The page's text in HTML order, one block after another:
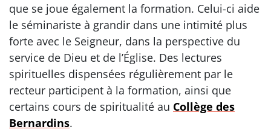
que se joue également la formation. Celui-ci aide
le séminariste à grandir dans une intimité plus
forte avec le Seigneur, dans la perspective du
service de Dieu et de l’Église. Des lectures
spirituelles dispensées régulièrement par le
recteur participent à la formation, ainsi que
certains cours de spiritualité au Collège des
Bernardins.